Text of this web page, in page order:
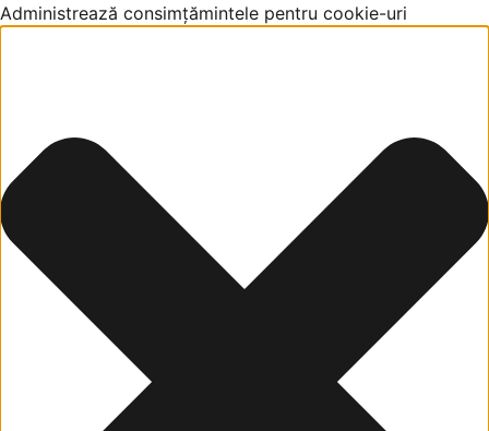
Administrează consimțămintele pentru cookie-uri